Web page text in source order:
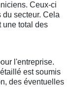
Ceux-ci
secteur. Cela
une total des
l'entreprise.
est soumis
des éventuelles